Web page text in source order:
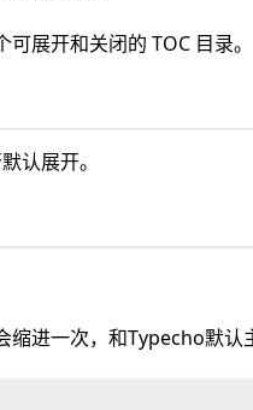
展开和关闭的 TOC 目录。
认展开。
缩进一次，和Typecho默认